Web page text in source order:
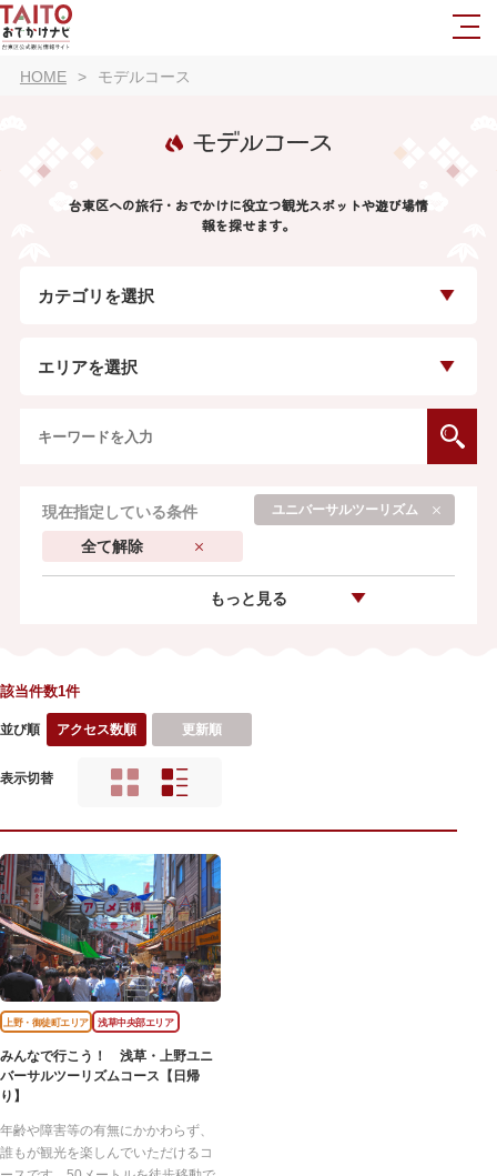
HOME モデルコース
モデルコース
台東区への旅行・おでかけに役立つ観光スポットや遊び場情
報を探せます。
カテゴリを選択
エリアを選択
現在指定している条件 ユニバーサルツーリズム
全て解除
もっと見る
該当件数1件
並び順 アクセス数順 更新順
表示切替
上野・御徒町エリア 浅草中央部エリア
みんなで行こう！ 浅草・上野ユニ
バーサルツーリズムコース【日帰
り】
年齢や障害等の有無にかかわらず、
誰もが観光を楽しんでいただけるコ